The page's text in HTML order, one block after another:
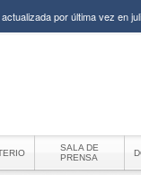
por última vez en
SALA DE
PRENSA